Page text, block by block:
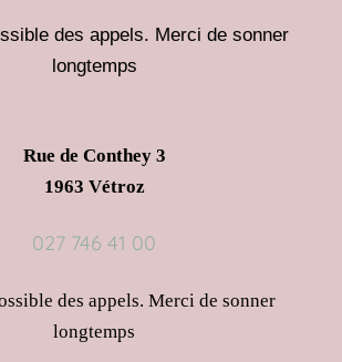
des appels. Merci de sonner
longtemps
Rue de Conthey 3
1963 Vétroz
027 746 41 00
des appels. Merci de sonner
longtemps